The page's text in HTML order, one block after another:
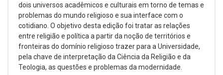
dois universos acadêmicos e culturais em torno de temas e
problemas do mundo religioso e sua interface com o
cotidiano. O objetivo desta edição foi tratar as relações
entre religião e política a partir da noção de territórios e
fronteiras do domínio religioso trazer para a Universidade,
pela chave de interpretação da Ciência da Religião e da
Teologia, as questões e problemas da modernidade.